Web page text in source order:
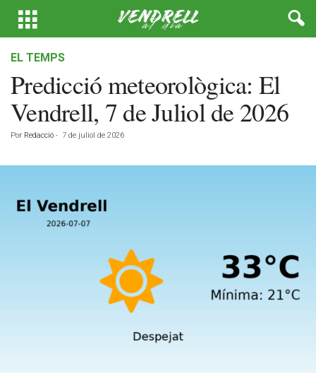
EL TEMPS
Predicció meteorològica: El
Vendrell, 7 de Juliol de 2026
Por Redacció - 7 de juliol de 2026